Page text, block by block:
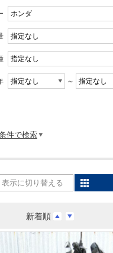
～
件で検索
新着順
表示に切り替える